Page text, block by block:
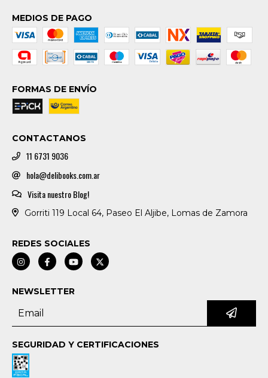
MEDIOS DE PAGO
FORMAS DE ENVÍO
CONTACTANOS
11 6731 9036
hola@delibooks.com.ar
Visita nuestro Blog!
Gorriti 119 Local 64, Paseo El Aljibe, Lomas de Zamora
REDES SOCIALES
NEWSLETTER
SEGURIDAD Y CERTIFICACIONES